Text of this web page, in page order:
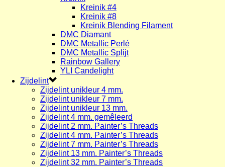
Kreinik #4
Kreinik #8
Kreinik Blending Filament
DMC Diamant
DMC Metallic Perlé
DMC Metallic Splijt
Rainbow Gallery
YLI Candelight
Zijdelint
Zijdelint unikleur 4 mm.
Zijdelint unikleur 7 mm.
Zijdelint unikleur 13 mm.
Zijdelint 4 mm. gemêleerd
Zijdelint 2 mm. Painter’s Threads
Zijdelint 4 mm. Painter’s Threads
Zijdelint 7 mm. Painter’s Threads
Zijdelint 13 mm. Painter’s Threads
Zijdelint 32 mm. Painter’s Threads